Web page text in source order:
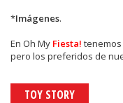
*Imágenes.
En Oh My Fiesta! tenemos
pero los preferidos de
TOY STORY